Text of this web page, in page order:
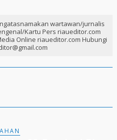
wartawan/jurnalis
Kartu Pers riaueditor.com
Online riaueditor.com Hubungi